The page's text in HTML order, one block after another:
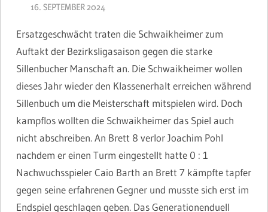
16. SEPTEMBER 2024
Ersatzgeschwächt traten die Schwaikheimer zum
Auftakt der Bezirksligasaison gegen die starke
Sillenbucher Manschaft an. Die Schwaikheimer wollen
dieses Jahr wieder den Klassenerhalt erreichen während
Sillenbuch um die Meisterschaft mitspielen wird. Doch
kampflos wollten die Schwaikheimer das Spiel auch
nicht abschreiben. An Brett 8 verlor Joachim Pohl
nachdem er einen Turm eingestellt hatte 0 : 1
Nachwuchsspieler Caio Barth an Brett 7 kämpfte tapfer
gegen seine erfahrenen Gegner und musste sich erst im
Endspiel geschlagen geben. Das Generationenduell